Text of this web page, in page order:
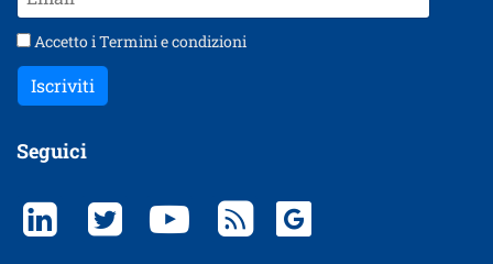
Accetto iTermini e condizioni
Iscriviti
Seguici